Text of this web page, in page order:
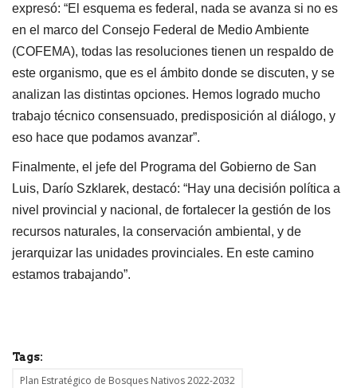
expresó: “El esquema es federal, nada se avanza si no es
en el marco del Consejo Federal de Medio Ambiente
(COFEMA), todas las resoluciones tienen un respaldo de
este organismo, que es el ámbito donde se discuten, y se
analizan las distintas opciones. Hemos logrado mucho
trabajo técnico consensuado, predisposición al diálogo, y
eso hace que podamos avanzar”.
Finalmente, el jefe del Programa del Gobierno de San
Luis, Darío Szklarek, destacó: “Hay una decisión política a
nivel provincial y nacional, de fortalecer la gestión de los
recursos naturales, la conservación ambiental, y de
jerarquizar las unidades provinciales. En este camino
estamos trabajando”.
Tags:
Plan Estratégico de Bosques Nativos 2022-2032